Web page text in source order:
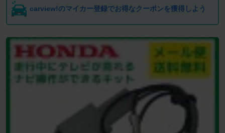
carview!のマイカー登録でお得なクーポンを獲得しよう